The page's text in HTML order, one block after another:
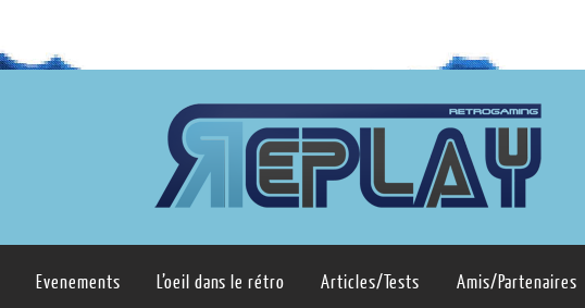
Evenements L’oeil dans le rétro Articles/Tests Amis/Partenaires